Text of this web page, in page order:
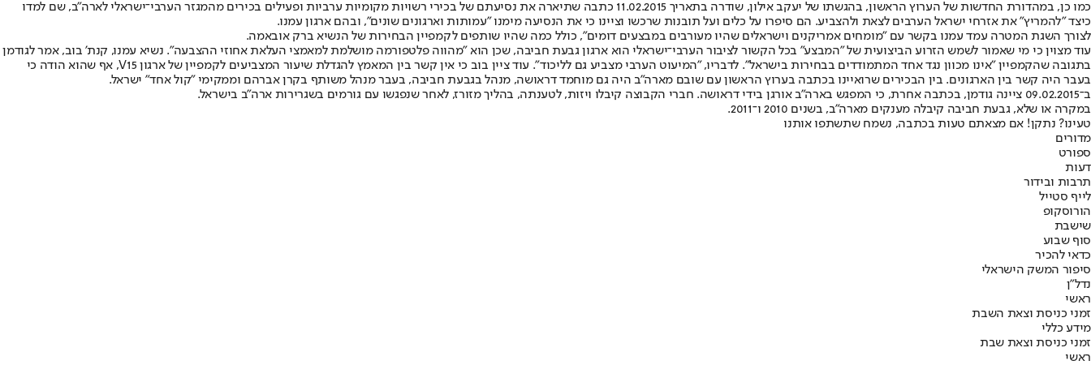
כמו כן, במהדורת החדשות של הערוץ הראשון, בהגשתו של יעקב אילון, שודרה בתאריך 11.02.2015 כתבה שתיארה את נסיעתם של בכירי רשויות מקומיות ערביות ופעילים בכירים מהמגזר הערבי־ישראלי לארה"ב, שם למדו
כיצד "להמריץ" את אזרחי ישראל הערבים לצאת ולהצביע. הם סיפרו על כלים ועל תובנות שרכשו וציינו כי את הנסיעה מימנו "עמותות וארגונים שונים", ובהם ארגון עמנו.
לצורך השגת המטרה עמד עמנו בקשר עם "מומחים אמריקנים וישראלים שהיו מעורבים במבצעים דומים", כולל כמה שהיו שותפים לקמפיין הבחירות של הנשיא ברק אובאמה.
עוד מצוין כי מי שאמור לשמש הזרוע הביצועית של "המבצע" בכל הקשור לציבור הערבי־ישראלי הוא ארגון גבעת חביבה, שכן הוא "מהווה פלטפורמה מושלמת למאמצי העלאת אחוזי ההצבעה". נשיא עמנו, קנת' בוב, אמר לגודמן
בתגובה שהקמפיין "אינו מכוון נגד אחד המתמודדים בבחירות בישראל". לדבריו, "המיעוט הערבי מצביע גם לליכוד". עוד ציין בוב כי אין קשר בין המאמץ להגדלת שיעור המצביעים לקמפיין של ארגון V15, אף שהוא הודה כי
בעבר היה קשר בין הארגונים. בין הבכירים שרואיינו בכתבה בערוץ הראשון עם שובם מארה"ב היה גם מוחמד דראושה, מנהל בגבעת חביבה, בעבר מנהל משותף בקרן אברהם וממקימי "קול אחד" ישראל.
ב־09.02.2015 ציינה גודמן, בכתבה אחרת, כי המפגש בארה"ב אורגן בידי דראושה. חברי הקבוצה קיבלו ויזות, לטענתה, בהליך מזורז, לאחר שנפגשו עם גורמים בשגרירות ארה"ב בישראל.
במקרה או שלא, גבעת חביבה קיבלה מענקים מארה"ב, בשנים 2010 ו־2011.
טעינו? נתקן! אם מצאתם טעות בכתבה, נשמח שתשתפו אותנו
מדורים
ספורט
דעות
תרבות ובידור
לייף סטייל
הורוסקופ
שישבת
סוף שבוע
כדאי להכיר
סיפור המשק הישראלי
נדל"ן
ראשי
זמני כניסת וצאת השבת
מידע כללי
זמני כניסת וצאת שבת
ראשי